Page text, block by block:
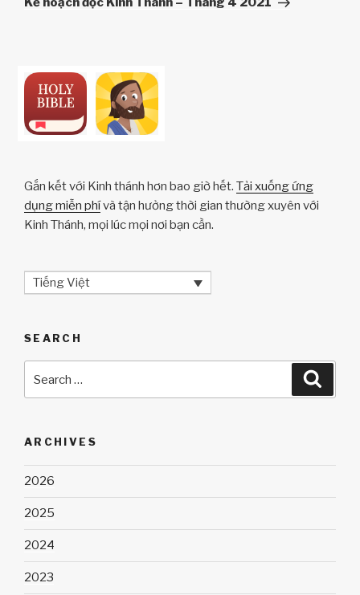
Gắn kết với Kinh thánh hơn bao giờ hết. Tải xuống ứng
dụng miễn phívà tận hưởng thời gian thường xuyên với
Kinh Thánh, mọi lúc mọi nơi bạn cần.
Tiếng Việt
SEARCH
for:
ARCHIVES
2026
2025
2024
2023